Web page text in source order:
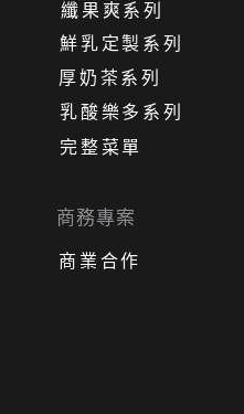
商務專案
商業合作
乳酸樂多系列
厚奶茶系列
鮮乳定製系列
纖果爽系列
完整菜單